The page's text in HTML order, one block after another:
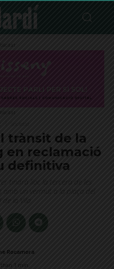
trànsit de la
en reclamació
definitiva
tindrà lloc la tercera de les
amb un vermut a la plaça del
de la Vila
Rocamora
1 min.